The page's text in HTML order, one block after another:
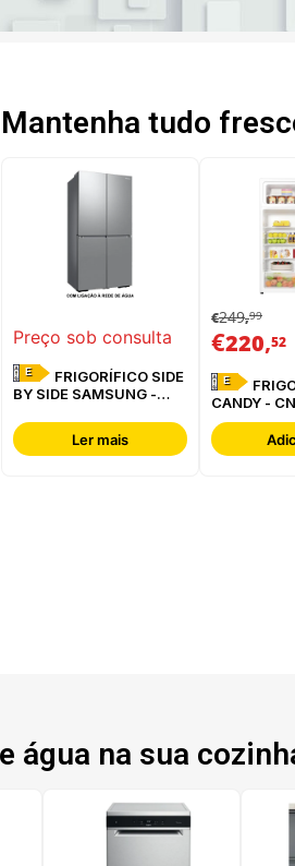
Mantenha tudo
Preço sob consulta
E
BY SIDE SAMSUNG -
Ler mais
€249,99
€220,52
E
CANDY -
água na sua